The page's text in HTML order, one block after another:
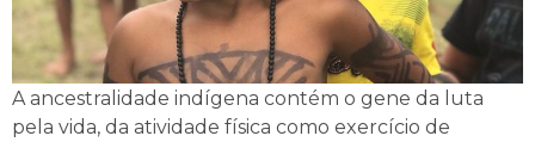
A ancestralidade indígena contém o gene da luta
pela vida, da atividade física como exercício de